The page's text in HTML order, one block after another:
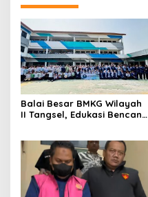
Balai Besar BMKG Wilayah
II Tangsel, Edukasi Bencana
23